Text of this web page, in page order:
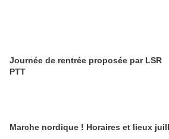
Journée de rentrée proposée par LSR
PTT
Marche